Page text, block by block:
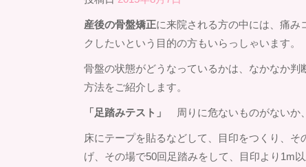
産後の骨盤矯正に来院される方の中には、痛み
クしたいという目的の方もいらっしゃいます。
骨盤の状態がどうなっているかは、なかなか
方法をご紹介します。
「足踏みテスト」 周りに危ないものがないか
床にテープを貼るなどして、目印をつくり、
げ、その場で50回足踏みをして、目印より1m